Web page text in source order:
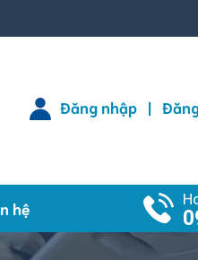
Đăng nhập |
hệ